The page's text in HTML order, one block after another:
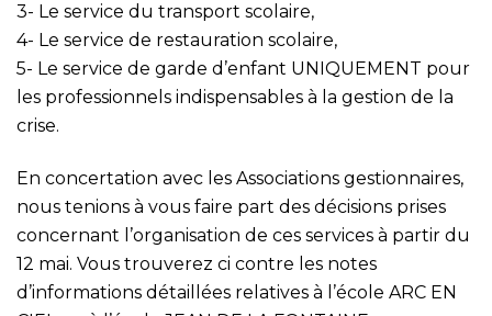
3- Le service du transport scolaire,
4- Le service de restauration scolaire,
5- Le service de garde d’enfant UNIQUEMENT pour
les professionnels indispensables à la gestion de la
crise.
En concertation avec les Associations gestionnaires,
nous tenions à vous faire part des décisions prises
concernant l’organisation de ces services à partir du
12 mai. Vous trouverez ci contre les notes
d’informations détaillées relatives à l’école ARC EN